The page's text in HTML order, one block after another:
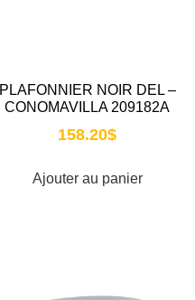
PLAFONNIER NOIR DEL –
CONOMAVILLA 209182A
158.20$
Ajouter au panier